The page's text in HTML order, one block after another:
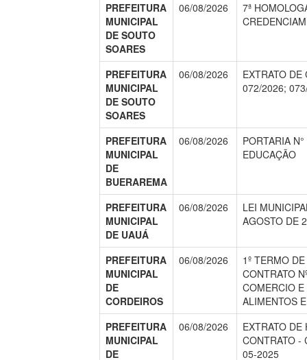
PREFEITURA
MUNICIPAL
DE SOUTO
SOARES
06/08/2026
7ª
PREFEITURA
MUNICIPAL
DE SOUTO
SOARES
06/08/2026
EXTRATO DE
072/2026;
PREFEITURA
MUNICIPAL
DE
BUERAREMA
06/08/2026
PORTARIA
EDUCAÇÃO
PREFEITURA
MUNICIPAL
DE UAUÁ
06/08/2026
LEI
AGOSTO DE
PREFEITURA
MUNICIPAL
DE
CORDEIROS
06/08/2026
1º TERMO
CONTRATO
COMERCIO
ALIMENTOS
PREFEITURA
MUNICIPAL
DE
06/08/2026
EXTRATO DE
CONTRATO -
05-2025